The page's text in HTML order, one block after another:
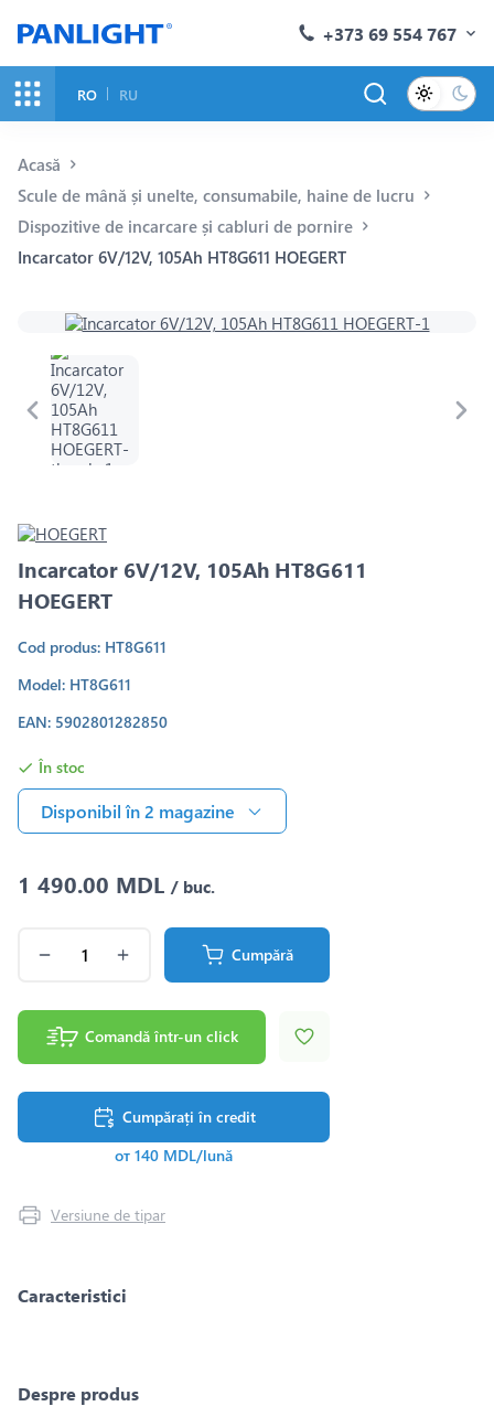
+373 69 554 767
RO RU
Acasă
Scule de mână și unelte, consumabile, haine de lucru
Dispozitive de incarcare și сabluri de pornire
Incarcator 6V/12V, 105Ah HT8G611 HOEGERT
Incarcator 6V/12V, 105Ah HT8G611
HOEGERT
Cod produs: HT8G611
Model: HT8G611
EAN: 5902801282850
În stoc
Disponibil în 2 magazine
1 490.00 MDL / buc.
Cumpără
Comandă într-un click
Cumpărați în credit
от 140 MDL/lună
Versiune de tipar
Caracteristici
Despre produs